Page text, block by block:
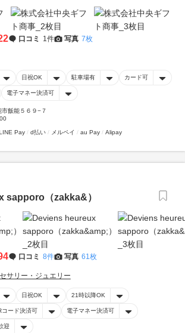
口コミ 1件 写真 7枚
日祝OK 駐車場有 カード可
電子マネー決済可
飯能５６９−７
Pay d払い メルペイ au Pay Alipay
sapporo（zakka&）
口コミ 8件 写真 61枚
サリー・ジュエリー
日祝OK 21時以降OK
コード決済可 電子マネー決済可
迎